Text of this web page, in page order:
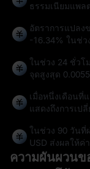
ธรรมเนียมแพล
อัตราการแปลง
-16.34% ในช่ว
ในช่วง 24 ชั่วโ
จุดสูงสุด
เมื่อหนึ่งเดือนที่
แสดงถึงการเป
ในช่วง 90 วันที่
USD ส่งผลให้ค่
ความผันผวนข